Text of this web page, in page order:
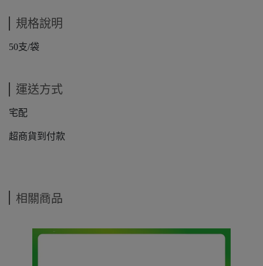
規格說明
50支/袋
運送方式
宅配
超商貨到付款
相關商品